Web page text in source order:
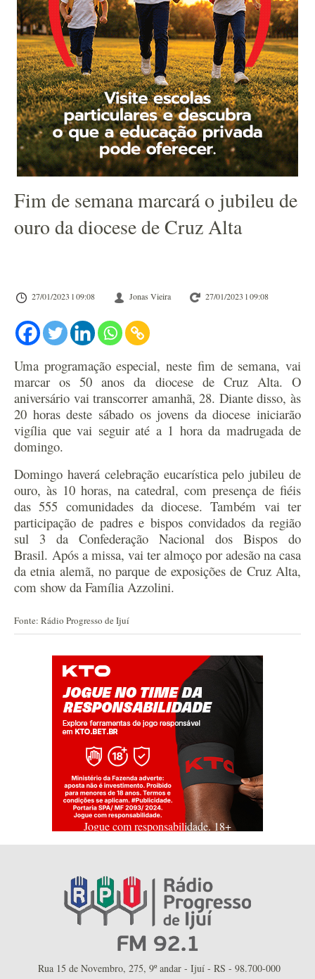
Fim de semana marcará o jubileu de
ouro da diocese de Cruz Alta
27/01/2023 l 09:08 Jonas Vieira 27/01/2023 l 09:08
Uma programação especial, neste fim de semana, vai
marcar os 50 anos da diocese de Cruz Alta. O
aniversário vai transcorrer amanhã, 28. Diante disso, às
20 horas deste sábado os jovens da diocese iniciarão
vigília que vai seguir até a 1 hora da madrugada de
domingo.
Domingo haverá celebração eucarística pelo jubileu de
ouro, às 10 horas, na catedral, com presença de fiéis
das 555 comunidades da diocese. Também vai ter
participação de padres e bispos convidados da região
sul 3 da Confederação Nacional dos Bispos do
Brasil. Após a missa, vai ter almoço por adesão na casa
da etnia alemã, no parque de exposições de Cruz Alta,
com show da Família Azzolini.
Fonte: Rádio Progresso de Ijuí
Jogue com responsabilidade. 18+
Rua 15 de Novembro, 275, 9º andar - Ijuí - RS - 98.700-000